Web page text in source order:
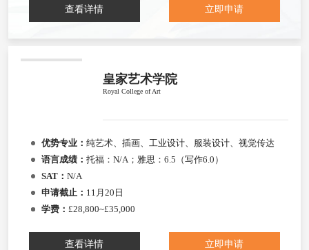
查看详情 立即申请
皇家艺术学院
Royal College of Art
优势专业： 纯艺术、插画、工业设计、服装设计、视觉传达
语言成绩： 托福：N/A；雅思：6.5（写作6.0）
SAT： N/A
申请截止： 11月20日
学费： £28,800~£35,000
查看详情 立即申请